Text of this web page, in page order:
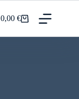
Nákupný
0,00€